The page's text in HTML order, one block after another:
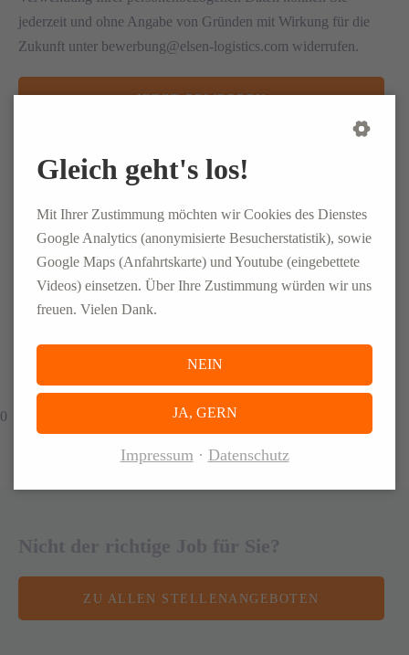
jederzeit und ohne Angabe von Gründen mit Wirkung für die
Zukunft unter bewerbung@elsen-logistics.com widerrufen.
JETZT BEWERBEN
CONLOG GmbH & Co. KG
Europaplatz
55543 Bad Kreuznach
+49 (0)671 - 92039580
0
ZU ALLEN STELLENANGEBOTEN
Gleich geht's los!
Mit Ihrer Zustimmung möchten wir Cookies des Dienstes
Google Analytics (anonymisierte Besucherstatistik), sowie
Google Maps (Anfahrtskarte) und Youtube (eingebettete
Videos) einsetzen. Über Ihre Zustimmung würden wir uns
freuen. Vielen Dank.
NEIN
JA, GERN
Impressum Datenschutz